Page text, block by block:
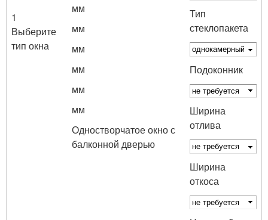
1
Выберите
тип окна
мм
мм
мм
мм
мм
мм
Одностворчатое окно с
балконной дверью
Тип
стеклопакета
Подоконник
Ширина
отлива
Ширина
откоса